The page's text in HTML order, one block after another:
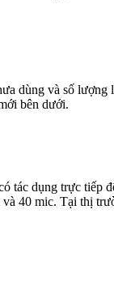
dùng và số
bên dưới.
tác dụng trực tiếp
40 mic. Tại thị